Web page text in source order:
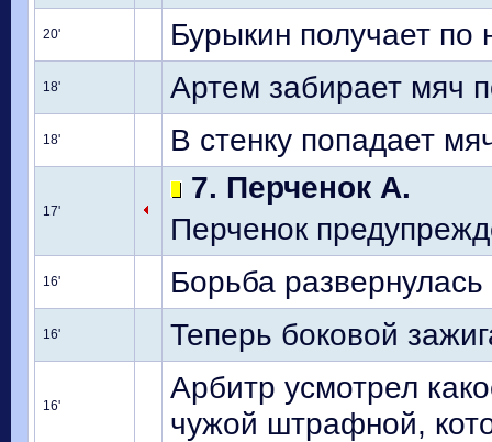
20' Бурыкин получает по
18' Артем забирает мяч
18' В стенку попадает
17'
7. Перченок А.
Перченок
16' Борьба
16' Теперь боковой
16'
Арбитр усмотрел
чужой штрафной,